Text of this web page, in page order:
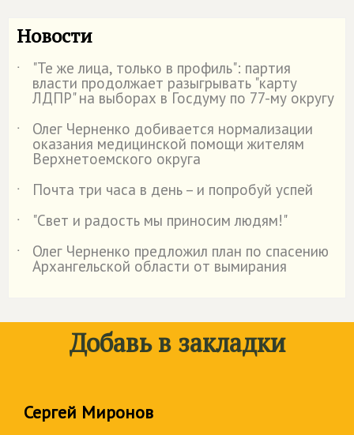
Новости
˙ "Те же лица, только в профиль": партия
власти продолжает разыгрывать "карту
ЛДПР" на выборах в Госдуму по 77-му округу
˙
Олег Черненко добивается нормализации
оказания медицинской помощи жителям
Верхнетоемского округа
˙
Почта три часа в день – и попробуй успей
˙
"Свет и радость мы приносим людям!"
˙
Олег Черненко предложил план по спасению
Архангельской области от вымирания
Добавь в закладки
Сергей Миронов